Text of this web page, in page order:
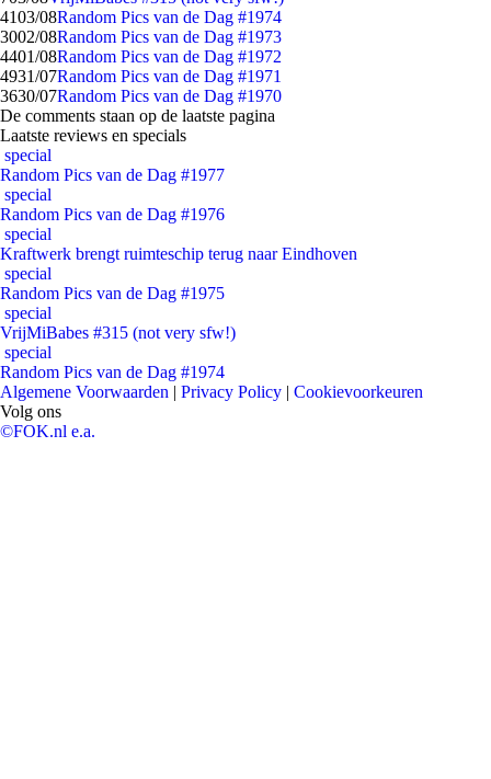
4103/08Random Pics van de Dag #1974
3002/08Random Pics van de Dag #1973
4401/08Random Pics van de Dag #1972
4931/07Random Pics van de Dag #1971
3630/07Random Pics van de Dag #1970
De comments staan op de laatste pagina
Laatste reviews en specials
special
Random Pics van de Dag #1977
special
Random Pics van de Dag #1976
special
Kraftwerk brengt ruimteschip terug naar Eindhoven
special
Random Pics van de Dag #1975
special
VrijMiBabes #315 (not very sfw!)
special
Random Pics van de Dag #1974
Algemene Voorwaarden | Privacy Policy | Cookievoorkeuren
Volg ons
©FOK.nl e.a.